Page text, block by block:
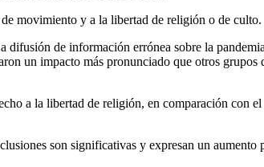
movimiento y a la libertad de religión o de culto.
de información errónea sobre la
un impacto más pronunciado que otros grupos
a la libertad de religión, en comparación con
son significativas y expresan un aumento